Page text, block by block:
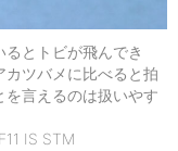
とトビが飛んでき
ツバメに比べると拍
言えるのは扱いやす
IS STM